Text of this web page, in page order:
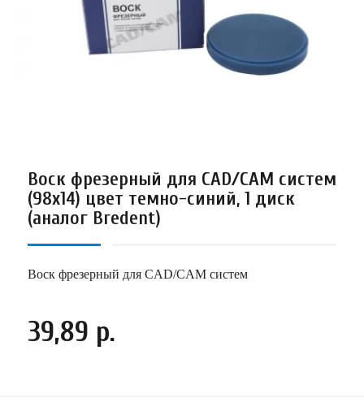
Воск фрезерный для CAD/CAM систем
(98х14) цвет темно-синий, 1 диск
(аналог Bredent)
Воск фрезерный для CAD/CAM систем
39,89 р.